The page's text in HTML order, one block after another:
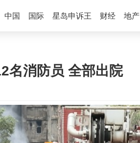
中国 国际 星岛申诉王 财经 地产
名消防员 全部出院